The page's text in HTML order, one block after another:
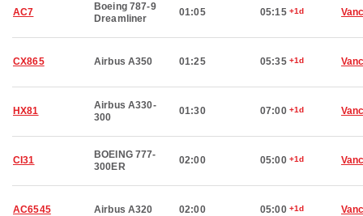
AC7
Boeing 787-9
Dreamliner
01:05 05:15 +1d
CX865 Airbus A350 01:25 05:35 +1d
HX81
Airbus A330-
300
01:30 07:00 +1d
CI31
BOEING 777-
300ER
02:00 05:00 +1d
AC6545 Airbus A320 02:00 05:00 +1d